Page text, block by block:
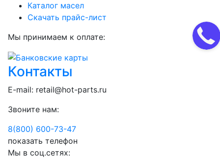
Каталог масел
Скачать прайс-лист
Мы принимаем к оплате:
Контакты
E-mail: retail@hot-parts.ru
Звоните нам:
8(800) 600-73-47
показать телефон
Мы в соц.сетях: